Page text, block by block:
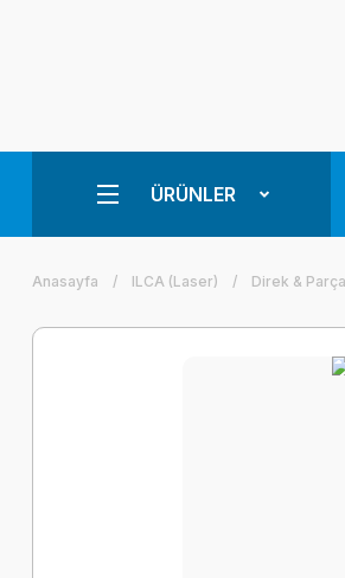
ÜRÜNLER
Anasayfa ILCA (Laser) Direk &